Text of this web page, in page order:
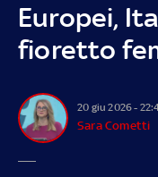
Europei,
fioretto
20 giu 2026 -
Sara Cometti